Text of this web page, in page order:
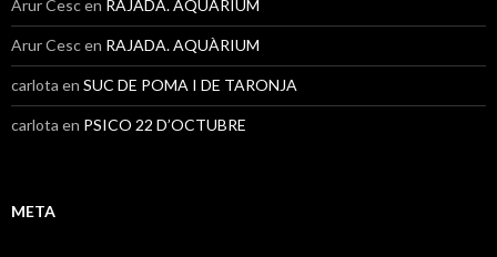
Arur Cescen RAJADA. AQUÀRIUM
Arur Cescen RAJADA. AQUÀRIUM
carlota en SUC DE POMA I DE TARONJA
carlota en PSICO 22 D’OCTUBRE
META